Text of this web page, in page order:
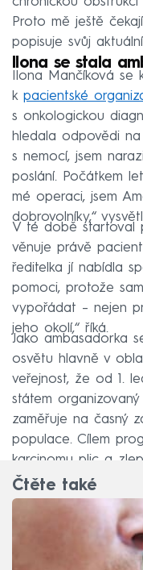
Proto mě ještě
popisuje svůj
Ilona se stala
Ilona Mančíková se
k pacientské
s onkologickou
hledala odpovědi
s nemocí, jsem
poslání. Počátkem
mé operaci, jsem
dobrovolníky,“
V té době startoval
věnuje právě
ředitelka jí nabídla
pomoci, protože
vypořádat –⁠ nejen
jeho okolí,“ říká.
Jako ambasadorka
osvětu hlavně v
veřejnost, že od 1.
státem
zaměřuje na časný
populace. Cílem
karcinomu plic a
Čtěte také